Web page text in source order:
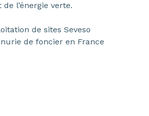
l’énergie verte.
de sites Seveso
de foncier en France